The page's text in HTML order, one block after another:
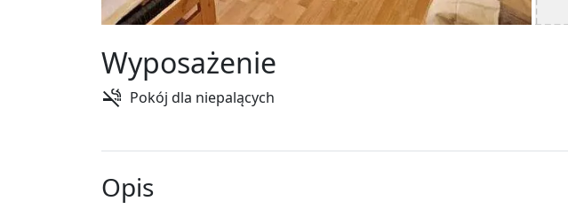
Wyposażenie
Pokój dla niepalących
Opis